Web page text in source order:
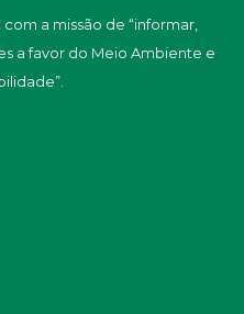
a missão de “informar,
a favor do Meio Ambiente e